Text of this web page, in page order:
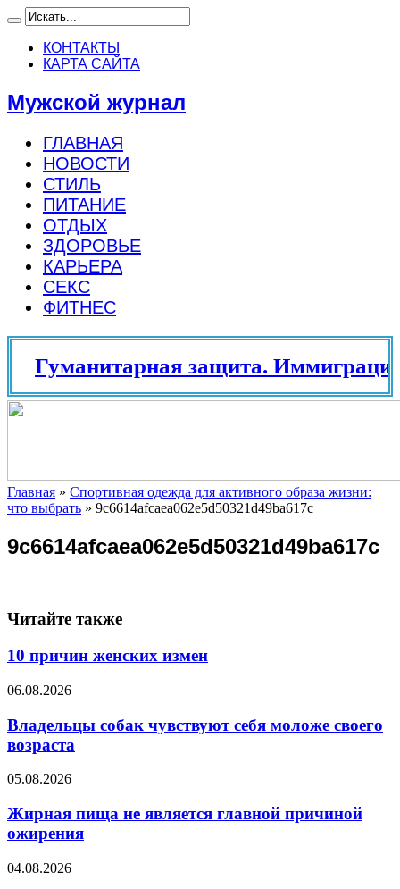
КОНТАКТЫ
КАРТА САЙТА
Мужской журнал
ГЛАВНАЯ
НОВОСТИ
СТИЛЬ
ПИТАНИЕ
ОТДЫХ
ЗДОРОВЬЕ
КАРЬЕРА
СЕКС
ФИТНЕС
Гуманитарная защита.
Главная » Спортивная одежда для активного образа жизни:
что выбрать » 9c6614afcaea062e5d50321d49ba617c
9c6614afcaea062e5d50321d49ba617c
Читайте также
10 причин женских измен
06.08.2026
Владельцы собак чувствуют себя моложе своего
возраста
05.08.2026
Жирная пища не является главной причиной
ожирения
04.08.2026